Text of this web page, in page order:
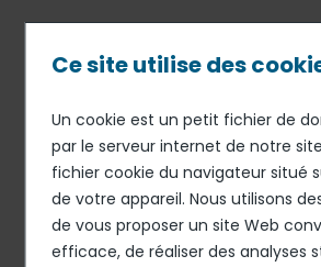
principal
Fil
d'Ariane
27 FÉV 20
DÉCLARATIONS HEBDOMADAIRES DE
D'ACTIONS
Déclaration des
transactions sur
Ce site utilise des
Un cookie est un petit fichier de
par le serveur internet de notre
fichier cookie du navigateur situé
de votre appareil. Nous utilisons
de vous proposer un site Web
efficace, de réaliser des analyses